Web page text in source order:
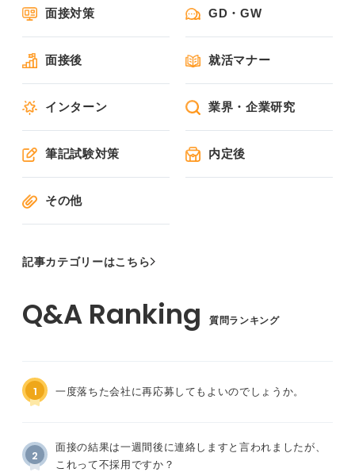
面接対策 GD・GW
面接後 就活マナー
インターン 業界・企業研究
筆記試験対策 内定後
その他
記事カテゴリーはこちら
質問ランキング
1 一度落ちた会社に再応募してもよいのでしょうか。
2
面接の結果は一週間後に連絡しますと言われましたが、
これって不採用ですか？